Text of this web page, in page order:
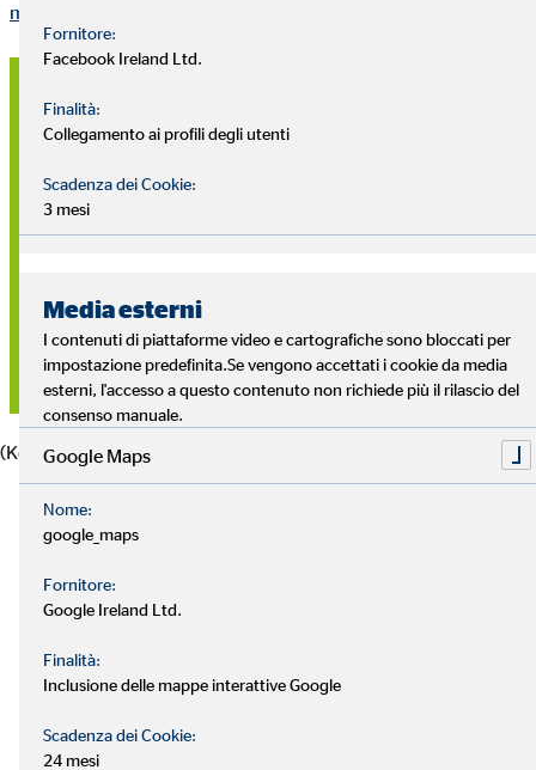
mostra di più
Themas mit klarer
Handlungsaufforderung an den
Kontakt aufnehmen
(Kopie 6)
Fornitore:
Facebook Ireland Ltd.
Finalità:
Collegamento ai profili degli utenti
Scadenza dei Cookie:
3 mesi
Media esterni
I contenuti di piattaforme video e cartografiche sono bloccati per
impostazione predefinita.Se vengono accettati i cookie da media
esterni, l'accesso a questo contenuto non richiede più il rilascio del
consenso manuale.
Google Maps
Nome:
google_maps
Fornitore:
Google Ireland Ltd.
Finalità:
Inclusione delle mappe interattive Google
Scadenza dei Cookie:
24 mesi